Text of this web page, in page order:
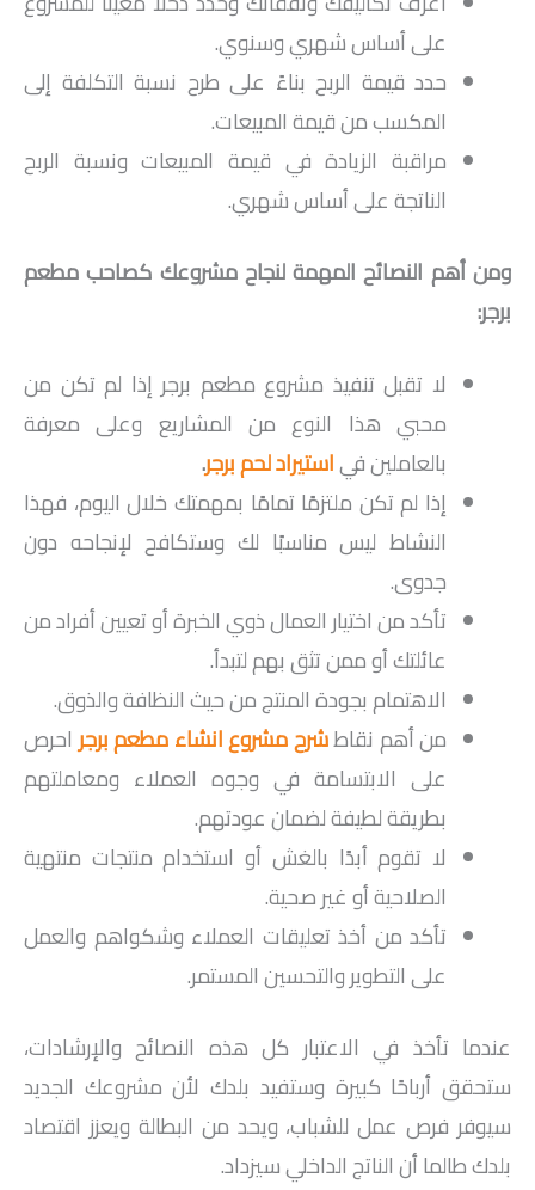
على أساس شهري وسنوي.
حدد قيمة الربح بناءً على طرح نسبة التكلفة إلى
المكسب من قيمة المبيعات.
مراقبة الزيادة في قيمة المبيعات ونسبة الربح
الناتجة على أساس شهري.
ومن أهم النصائح المهمة لنجاح مشروعك كصاحب مطعم
برجر:
لا تقبل تنفيذ مشروع مطعم برجر إذا لم تكن من
محبي هذا النوع من المشاريع وعلى معرفة
بالعاملين فياستيراد لحم برجر.
إذا لم تكن ملتزمًا تمامًا بمهمتك خلال اليوم، فهذا
النشاط ليس مناسبًا لك وستكافح لإنجاحه دون
جدوى.
تأكد من اختيار العمال ذوي الخبرة أو تعيين أفراد من
عائلتك أو ممن تثق بهم لتبدأ.
الاهتمام بجودة المنتج من حيث النظافة والذوق.
من أهم نقاطشرح مشروع انشاء مطعم برجراحرص
على الابتسامة في وجوه العملاء ومعاملتهم
بطريقة لطيفة لضمان عودتهم.
لا تقوم أبدًا بالغش أو استخدام منتجات منتهية
الصلاحية أو غير صحية.
تأكد من أخذ تعليقات العملاء وشكواهم والعمل
على التطوير والتحسين المستمر.
عندما تأخذ في الاعتبار كل هذه النصائح والإرشادات،
ستحقق أرباحًا كبيرة وستفيد بلدك لأن مشروعك الجديد
سيوفر فرص عمل للشباب، ويحد من البطالة ويعزز اقتصاد
بلدك طالما أن الناتج الداخلي سيزداد.